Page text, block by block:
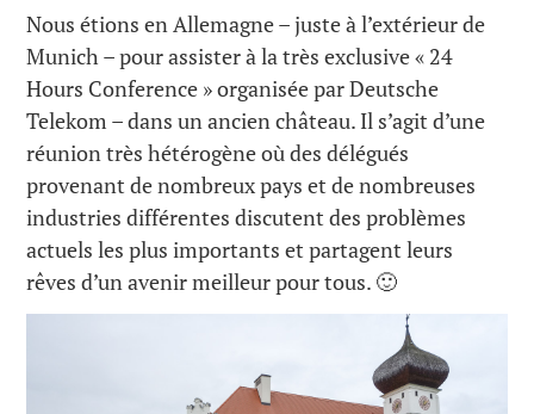
Nous étions en Allemagne – juste à l’extérieur de
Munich – pour assister à la très exclusive « 24
Hours Conference » organisée par Deutsche
Telekom – dans un ancien château. Il s’agit d’une
réunion très hétérogène où des délégués
provenant de nombreux pays et de nombreuses
industries différentes discutent des problèmes
actuels les plus importants et partagent leurs
rêves d’un avenir meilleur pour tous. 🙂